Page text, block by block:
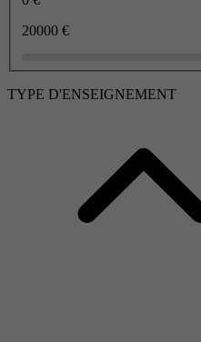
20000 €
TYPE D'ENSEIGNEMENT